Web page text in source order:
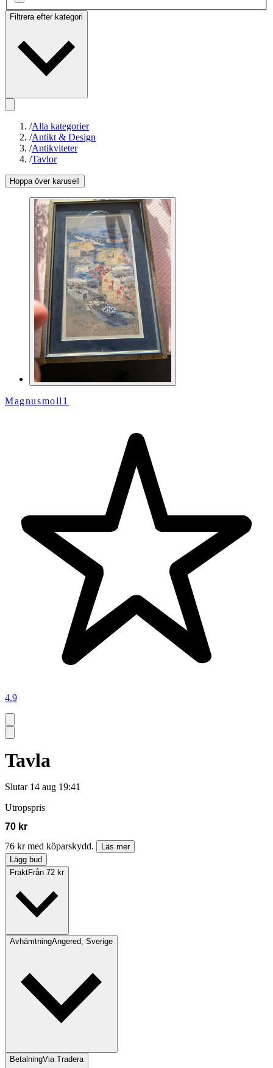
Filtrera efter kategori
/Alla kategorier
/Antikt & Design
/Antikviteter
/Tavlor
Hoppa över karusell
Magnusmoll1
4.9
Tavla
Slutar 14 aug 19:41
Utropspris
70 kr
76 kr med köparskydd.
Läs mer
Lägg bud
FraktFrån 72 kr
AvhämtningAngered, Sverige
BetalningVia Tradera